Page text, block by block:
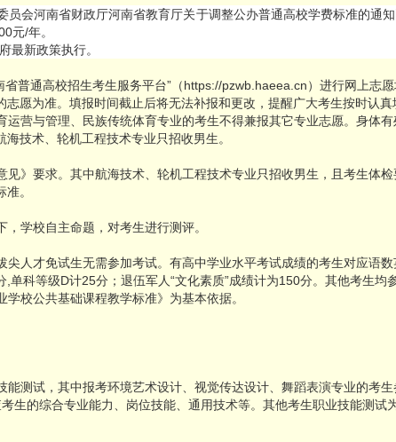
员会河南省财政厅河南省教育厅关于调整公办普通高校学费标准的通
元/年。
最新政策执行。
普通高校招生考生服务平台”（https://pzwb.haeea.cn）进行网上志
愿为准。填报时间截止后将无法补报和更改，提醒广大考生按时认真
营与管理、民族传统体育专业的考生不得兼报其它专业志愿。身体
技术、轮机工程技术专业只招收男生。
》要求。其中航海技术、轮机工程技术专业只招收男生，且考生体
。
学校自主命题，对考生进行测评。
人才免试生无需参加考试。有高中学业水平考试成绩的考生对应语
科等级D计25分；退伍军人“文化素质”成绩计为150分。其他考生均
校公共基础课程教学标准》为基本依据。
测试，其中报考环境艺术设计、视觉传达设计、舞蹈表演专业的考
生的综合专业能力、岗位技能、通用技术等。其他考生职业技能测